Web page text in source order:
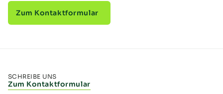
Zum Kontaktformular
SCHREIBE UNS
Zum Kontaktformular